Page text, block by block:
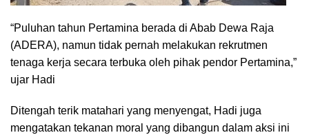
“Puluhan tahun Pertamina berada di Abab Dewa Raja
(ADERA), namun tidak pernah melakukan rekrutmen
tenaga kerja secara terbuka oleh pihak pendor Pertamina,”
ujar Hadi
Ditengah terik matahari yang menyengat, Hadi juga
mengatakan tekanan moral yang dibangun dalam aksi ini